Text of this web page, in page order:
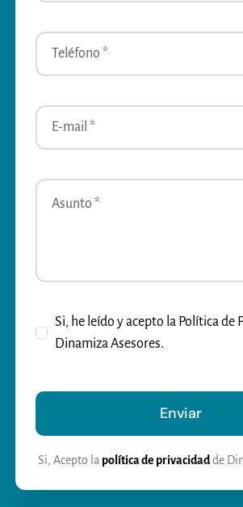
Si, he leído y acepto la Política de
Dinamiza Asesores.
Enviar
Si, Acepto la política de privacidadde